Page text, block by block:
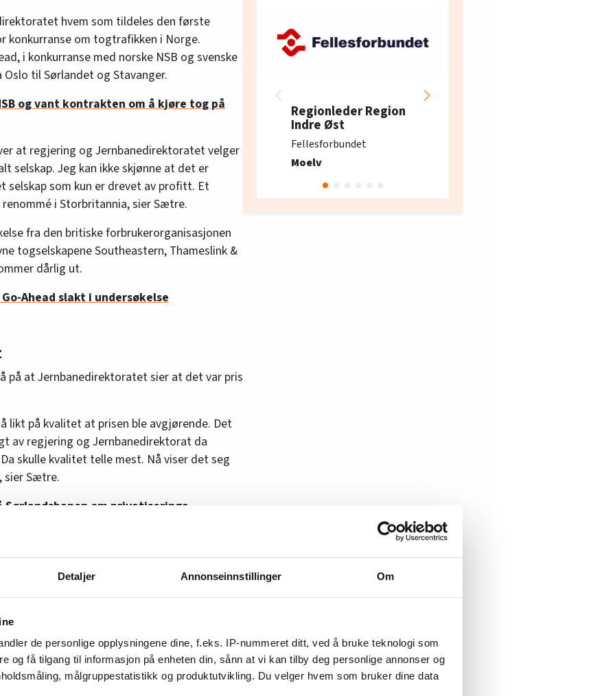
Detaljer Annonseinnstillinger Om
de personlige opplysningene dine, f.eks. IP-nummeret ditt, ved å bruke teknologi som
og få tilgang til informasjon på enheten din, sånn at vi kan tilby deg personlige annonser og
målgruppestatistikk og produktutvikling. Du velger hvem som bruker dine data
hvem som tildeles den første
konkurranse om togtrafikken i Norge.
i konkurranse med norske NSB og svenske
til Sørlandet og Stavanger.
og vant kontrakten om å kjøre tog på
at regjering og Jernbanedirektoratet velger
selskap. Jeg kan ikke skjønne at det er
selskap som kun er drevet av profitt. Et
i Storbritannia, sier Sætre.
fra den britiske forbrukerorganisasjonen
togselskapene Southeastern, Thameslink &
dårlig ut.
Ahead slakt i undersøkelse
på at Jernbanedirektoratet sier at det var pris
likt på kvalitet at prisen ble avgjørende. Det
av regjering og Jernbanedirektorat da
skulle kvalitet telle mest. Nå viser det seg
sier Sætre.
om privatiseringa
i NJF med å sikre de ansatte og deres
arbeidstakerorganisasjon det nye selskapet
å si for hvilken tariffavtale som skal
å arbeide for at de ansatte beholder sine
Regionleder Region
Indre Øst
Fellesforbundet
Moelv